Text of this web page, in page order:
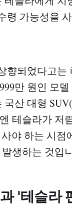
가능성을
향되었다고는
만 원인 모
산 대형
테슬라가 저
야 하는 시점
생하는 것입
'테슬라